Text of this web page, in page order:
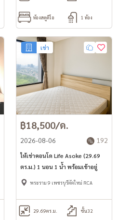
ห้องสตูดิโอ 1 ห้อง
เช่า
฿18,500/ด.
2026-08-06 192
ให้เช่าคอนโด Life Asoke (29.69
ตร.ม.) 1 นอน 1 น้ำ พร้อมเข้าอยู่
พระราม 9 เพชรบุรีตัดใหม่ RCA
29.69ตร.ม. ชั้น32